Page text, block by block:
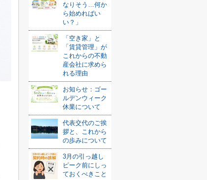
なりそう…何か
ら始めればい
い？」
「空き家」と
「賃貸管理」が
これからの不動
産会社に求めら
れる理由
お知らせ：ゴー
ルデンウィーク
休業について
代表交代のご挨
拶と、これから
の歩みについて
3月の引っ越し
ピーク前にしっ
ておくべきこと